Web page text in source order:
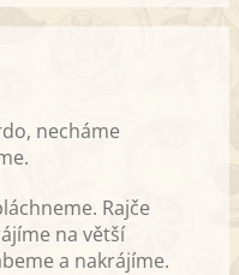
necháme
Rajče
na větší
a nakrájíme.